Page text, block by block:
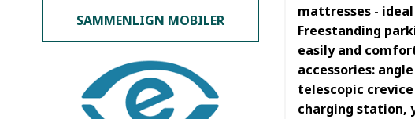
SAMMENLIGN MOBILER
mattresses -
Freestanding
easily and
accessories:
telescopic
charging station,